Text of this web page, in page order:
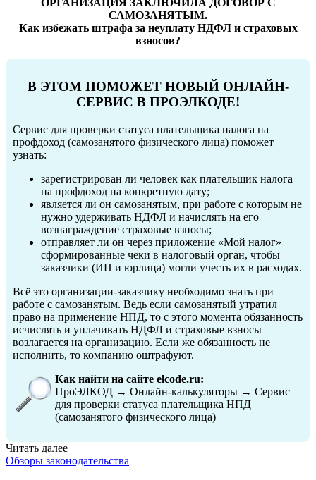
ОРГАНИЗАЦИЯ ЗАКЛЮЧИЛА ДОГОВОР С
САМОЗАНЯТЫМ.
Как избежать штрафа за неуплату НДФЛ и страховых
взносов?
В ЭТОМ ПОМОЖЕТ НОВЫЙ ОНЛАЙН-
СЕРВИС В ПРОЭЛКОДЕ!
Сервис для проверки статуса плательщика налога на
профдоход (самозанятого физического лица) поможет
узнать:
зарегистрирован ли человек как плательщик налога
на профдоход на конкретную дату;
является ли он самозанятым, при работе с которым не
нужно удерживать НДФЛ и начислять на его
вознаграждение страховые взносы;
отправляет ли он через приложение «Мой налог»
сформированные чеки в налоговый орган, чтобы
заказчики (ИП и юрлица) могли учесть их в расходах.
Всё это организации-заказчику необходимо знать при
работе с самозанятым. Ведь если самозанятый утратил
право на применение НПД, то с этого момента обязанность
исчислять и уплачивать НДФЛ и страховые взносы
возлагается на организацию. Если же обязанность не
исполнить, то компанию оштрафуют.
Как найти на сайте elcode.ru:
ПроЭЛКОД → Онлайн-калькуляторы → Сервис
для проверки статуса плательщика НПД
(самозанятого физического лица)
Читать далее
Обзоры законодательства